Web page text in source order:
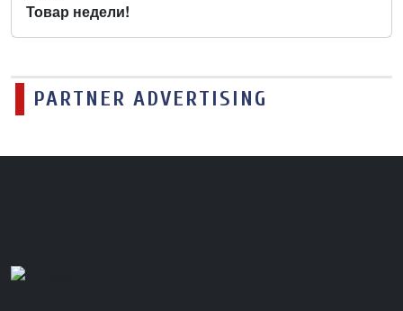
Товар недели!
PARTNER ADVERTISING